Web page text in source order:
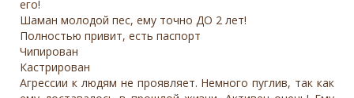
его!
Шаман молодой пес, ему точно ДО 2 лет!
Полностью привит, есть паспорт
Чипирован
Кастрирован
Агрессии к людям не проявляет. Немного пуглив, так как